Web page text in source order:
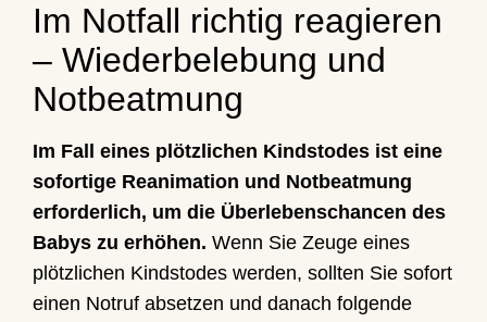
Im Notfall richtig reagieren
– Wiederbelebung und
Notbeatmung
Im Fall eines plötzlichen Kindstodes ist eine
sofortige Reanimation und Notbeatmung
erforderlich, um die Überlebenschancen des
Babys zu erhöhen. Wenn Sie Zeuge eines
plötzlichen Kindstodes werden, sollten Sie sofort
einen Notruf absetzen und danach folgende